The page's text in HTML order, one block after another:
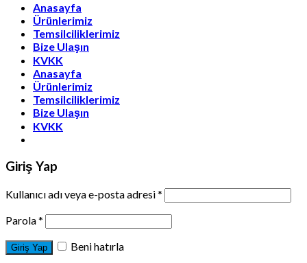
Anasayfa
Ürünlerimiz
Temsilciliklerimiz
Bize Ulaşın
KVKK
Anasayfa
Ürünlerimiz
Temsilciliklerimiz
Bize Ulaşın
KVKK
Giriş Yap
Kullanıcı adı veya e-posta adresi*
Parola*
Giriş Yap Beni hatırla